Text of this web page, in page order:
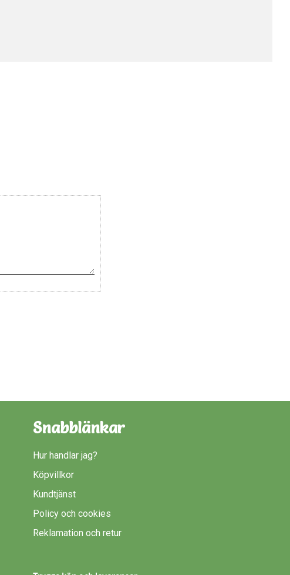
Snabblänkar
Hur handlar jag?
Köpvillkor
Kundtjänst
Policy och cookies
Reklamation och retur